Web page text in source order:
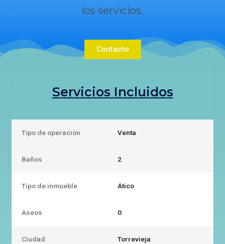
los servicios.
Contacto
Servicios Incluidos
Tipo de operación Venta
Baños 2
Tipo de inmueble Ático
Aseos 0
Ciudad Torrevieja